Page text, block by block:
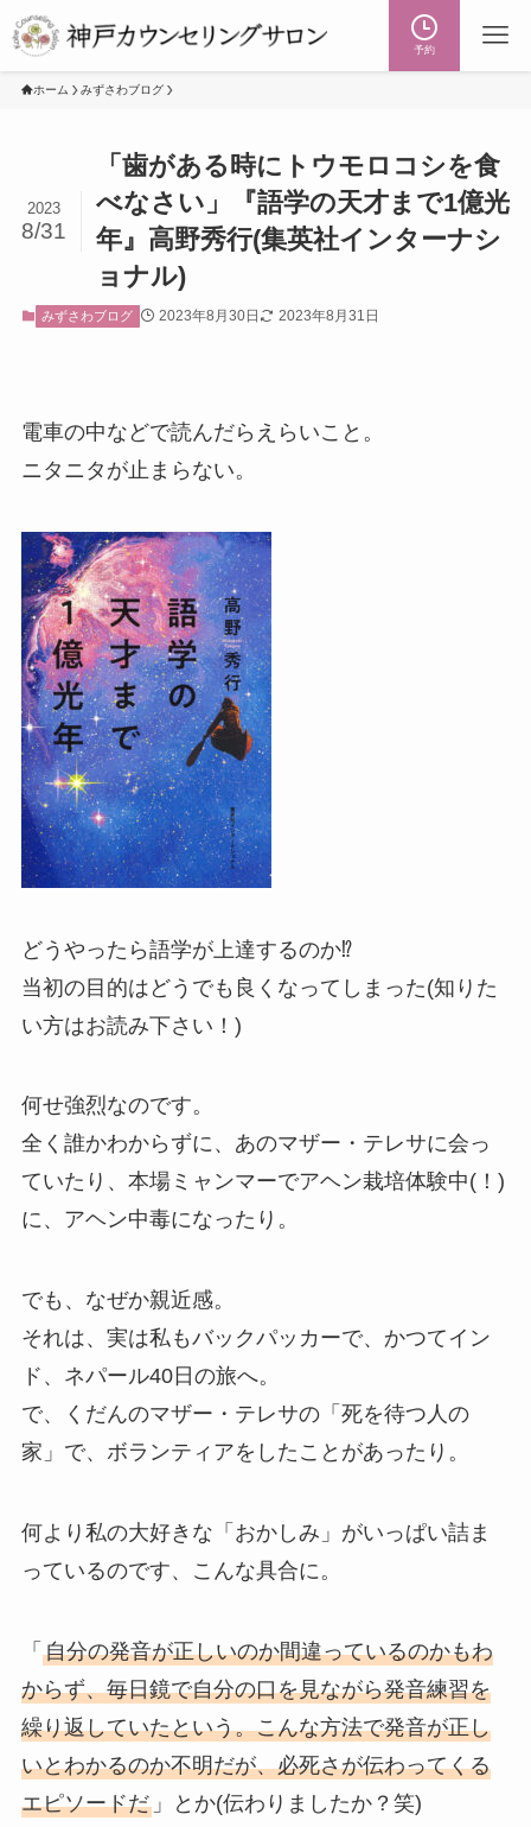
予約
ホーム みずさわブログ
「歯がある時にトウモロコシを食
べなさい」『語学の天才まで1億光
年』高野秀行(集英社インターナシ
ョナル)
2023
8/31
みずさわブログ 2023年8月30日 2023年8月31日
電車の中などで読んだらえらいこと。
ニタニタが止まらない。
どうやったら語学が上達するのか⁉︎
当初の目的はどうでも良くなってしまった(知りた
い方はお読み下さい！)
何せ強烈なのです。
全く誰かわからずに、あのマザー・テレサに会っ
ていたり、本場ミャンマーでアヘン栽培体験中(！)
に、アヘン中毒になったり。
でも、なぜか親近感。
それは、実は私もバックパッカーで、かつてイン
ド、ネパール40日の旅へ。
で、くだんのマザー・テレサの「死を待つ人の
家」で、ボランティアをしたことがあったり。
何より私の大好きな「おかしみ」がいっぱい詰ま
っているのです、こんな具合に。
「 自分の発音が正しいのか間違っているのかもわ
からず、毎日鏡で自分の口を見ながら発音練習を
繰り返していたという。こんな方法で発音が正し
いとわかるのか不明だが、必死さが伝わってくる
エピソードだ」とか(伝わりましたか？笑)